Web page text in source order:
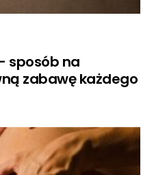
sposób na
zabawę każdego